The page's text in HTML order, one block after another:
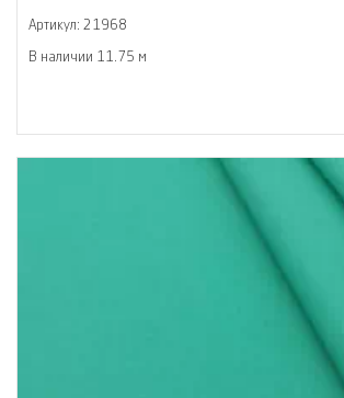
Артикул: 21968
В наличии 11.75 м